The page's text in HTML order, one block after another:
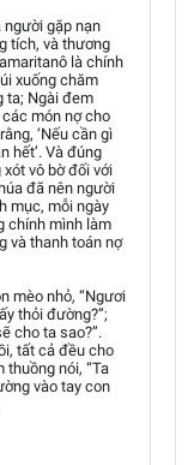
người gặp nạn
tích, và thương
là chính
xuống chăm
ta; Ngài đem
món nợ cho
‘Nếu cần gì
hết’. Và đúng
vô bờ đối với
đã nên người
mục, mỗi ngày
chính mình làm
và thanh toán nợ
mèo nhỏ, “Ngươi
thỏi đường?”;
cho ta sao?”.
tất cả đều cho
thuồng nói, “Ta
vào tay con